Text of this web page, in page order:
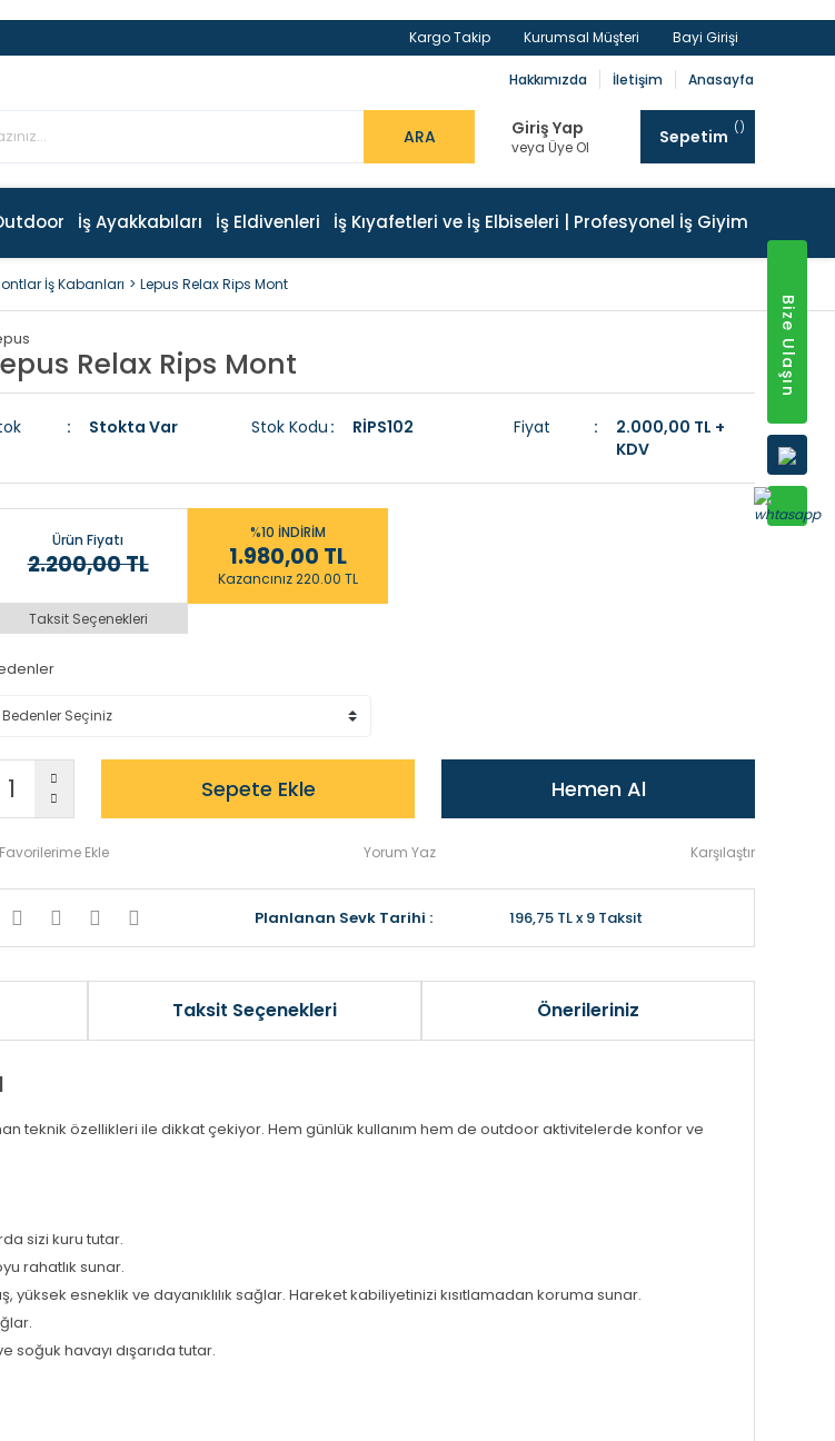
Kargo Takip Kurumsal Müşteri Bayi Girişi
Hakkımızda İletişim Anasayfa
ARA Giriş Yap
veya Üye Ol Sepetim
İş Ayakkabıları İş Eldivenleri İş Kıyafetleri ve İş Elbiseleri | Profesyonel İş Giyim
İş Kabanları Lepus Relax Rips Mont
Relax Rips Mont
Stokta Var Stok Kodu RİPS102 Fiyat
2.000,00 TL +
KDV
Ürün Fiyatı
2.200,00 TL
%10 İNDİRİM
1.980,00 TL
Kazancınız 220.00 TL
Taksit Seçenekleri
Sepete Ekle Hemen Al
Yorum Yaz Karşılaştır
Planlanan Sevk Tarihi : 196,75 TL x 9 Taksit
Taksit Seçenekleri Önerileriniz
teknik özellikleri ile dikkat çekiyor. Hem günlük kullanım hem de outdoor aktivitelerde konfor ve
sizi kuru tutar.
rahatlık sunar.
esneklik ve dayanıklılık sağlar. Hareket kabiliyetinizi kısıtlamadan koruma sunar.
soğuk havayı dışarıda tutar.
Bize Ulaşın